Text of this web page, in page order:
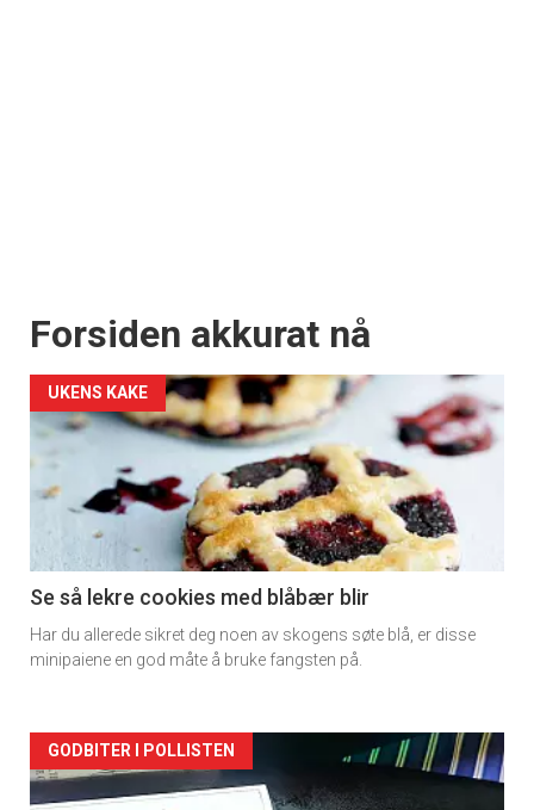
Forsiden akkurat nå
UKENS KAKE
Se så lekre cookies med blåbær blir
Har du allerede sikret deg noen av skogens søte blå, er disse
minipaiene en god måte å bruke fangsten på.
Forsiden
GODBITER I POLLISTEN